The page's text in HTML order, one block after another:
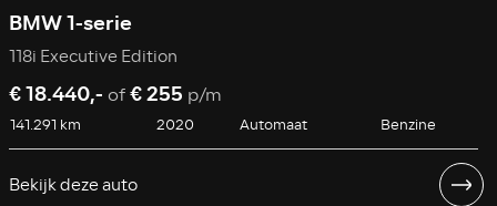
BMW 1-serie
118i Executive Edition
€ 18.440,- of€ 255 p/m
141.291 km 2020 Automaat Benzine
Bekijk deze auto